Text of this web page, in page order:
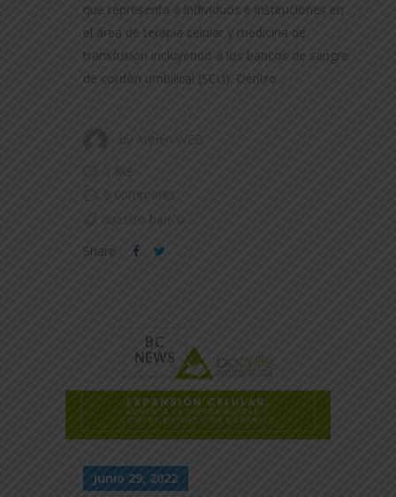
que representa a individuos e instituciones en
el área de terapia celular y medicina de
transfusión incluyendo a los bancos de sangre
de cordón umbilical (SCU). Dentro...
by Admin WEB
1 like
0 comments
nuestro banco
Share
junio 29, 2022